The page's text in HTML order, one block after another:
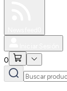
0